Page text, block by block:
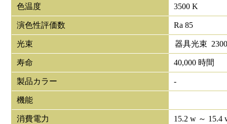
色温度 3500 K
演色性評価数 Ra 85
光束 器具光束
寿命 40,000 時間
製品カラー -
機能
消費電力 15.2 w ～ 15.4